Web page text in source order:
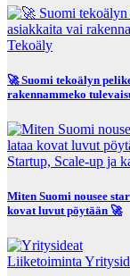
Tekoäly
🚀 Suomi tekoälyn
rakennammeko
Startup, Scale-up ja
Miten Suomi nousee
kovat luvut pöytään 🚀
Liiketoiminta